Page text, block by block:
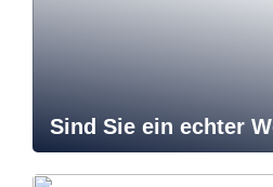
Sind Sie ein echter